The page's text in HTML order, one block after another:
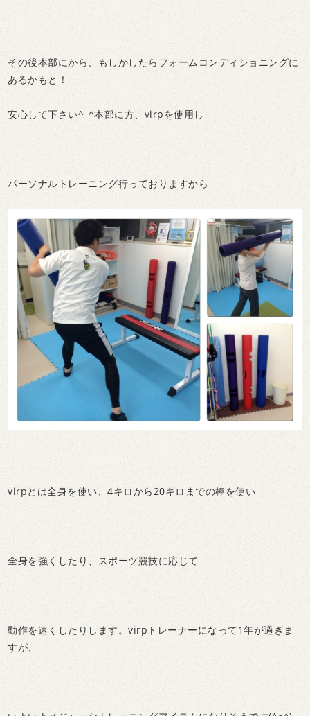
その後本部にから、もしかしたらフォームコンディショニングに
あるかもと！
安心して下さい^_^本部に方、virpを使用し
パーソナルトレーニング行っておりますから
virpとは全身を使い、4キロから20キロまでの棒を使い
全身を強くしたり、スポーツ競技に応じて
動作を速くしたりします。virpトレーナーになって1年が過ぎま
すが、